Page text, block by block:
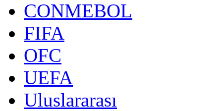
CONMEBOL
FIFA
OFC
UEFA
Uluslararası